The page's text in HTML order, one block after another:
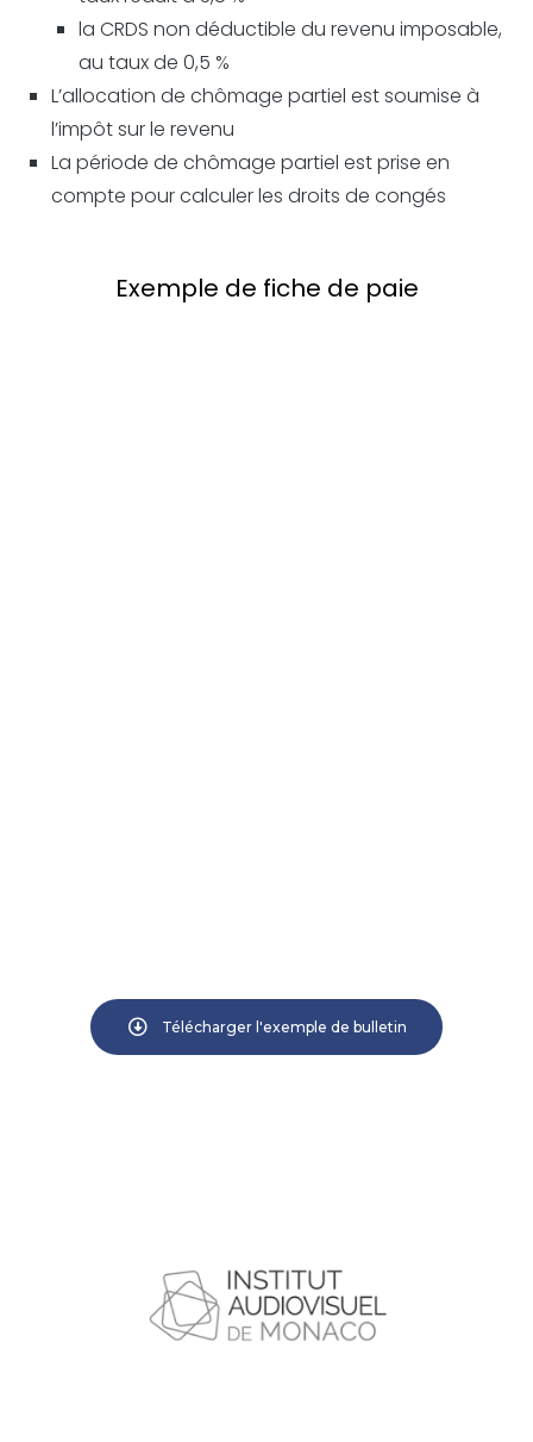
la CRDS non déductible du revenu imposable,
au taux de 0,5 %
L’allocation de chômage partiel est soumise à
l’impôt sur le revenu
La période de chômage partiel est prise en
compte pour calculer les droits de congés
Exemple de fiche de paie
Télécharger l'exemple de bulletin